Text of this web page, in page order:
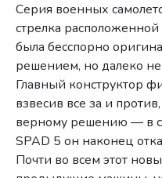
Серия военных
стрелка
была бесспорно
решением, но далеко
Главный конструктор
взвесив все за и
верному решению — в
SPAD 5 он наконец
Почти во всем этот